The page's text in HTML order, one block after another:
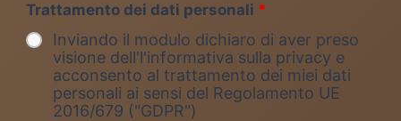
Trattamento dei dati personali *
Inviando il modulo dichiaro di aver preso
visione dell'l'informativa sulla privacy e
acconsento al trattamento dei miei dati
personali ai sensi del Regolamento UE
2016/679 ("GDPR")